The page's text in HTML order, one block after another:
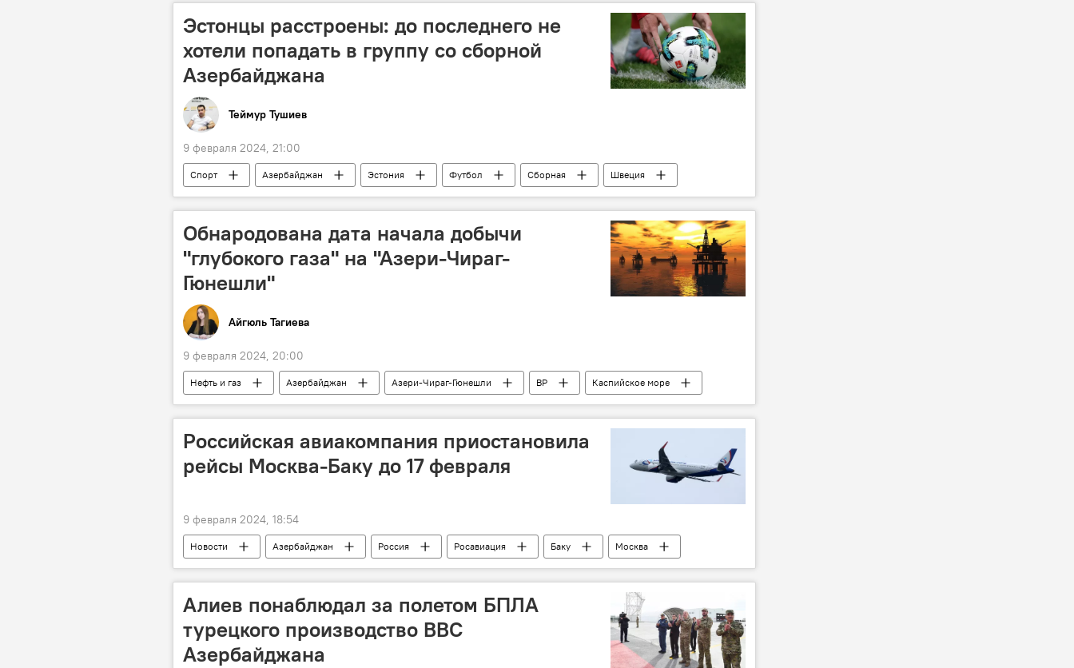
Стимулирование
Инфраструктура Инвестиции
Эстонцы расстроены: до последнего не
хотели попадать в группу со сборной
Азербайджана
Теймур Тушиев
9 февраля 2024, 21:00
Спорт Азербайджан Эстония Футбол Сборная
Швеция
Лига наций УЕФА
ЕВРО-2024 Жеребьевка
Обнародована дата начала добычи
"глубокого газа" на "Азери-Чираг-
Гюнешли"
Айгюль Тагиева
9 февраля 2024, 20:00
Нефть и газ Азербайджан Азери-Чираг-Гюнешли BP
Каспийское море
Добыча с АЧГ
месторождение "Шахдениз" Газ
Российская авиакомпания приостановила
рейсы Москва-Баку до 17 февраля
9 февраля 2024, 18:54
Новости Азербайджан Россия Росавиация Баку
Москва
Домодедово
Авиаперевозчик
Алиев понаблюдал за полетом БПЛА
турецкого производство ВВС
Азербайджана